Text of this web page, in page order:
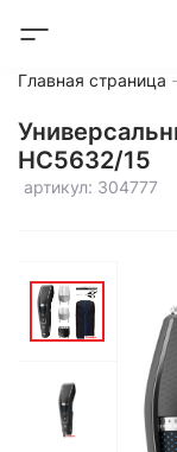
Главная страница
HC5632/15
артикул: 304777